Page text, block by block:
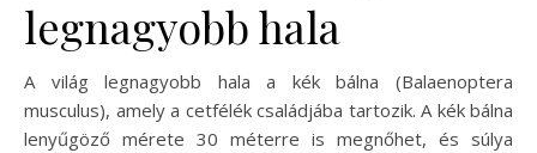
legnagyobb hala
A világ legnagyobb hala a kék bálna (Balaenoptera
musculus), amely a cetfélék családjába tartozik. A kék bálna
lenyűgöző mérete 30 méterre is megnőhet, és súlya